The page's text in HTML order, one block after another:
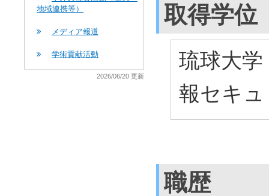
地域連携等）
メディア報道
学術貢献活動
2026/06/20 更新
取得学位
琉球大
報セキ
職歴